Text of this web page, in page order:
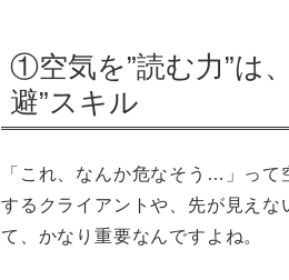
①空気を”読む力”は
避”スキル
「これ、なんか危なそう…」っ
するクライアントや、先が見え
て、かなり重要なんですよね。